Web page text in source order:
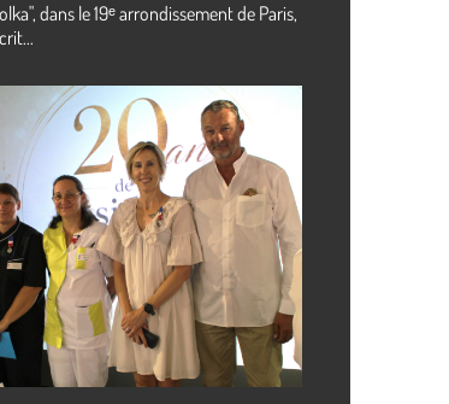
dans le 19ᵉ arrondissement de Paris,